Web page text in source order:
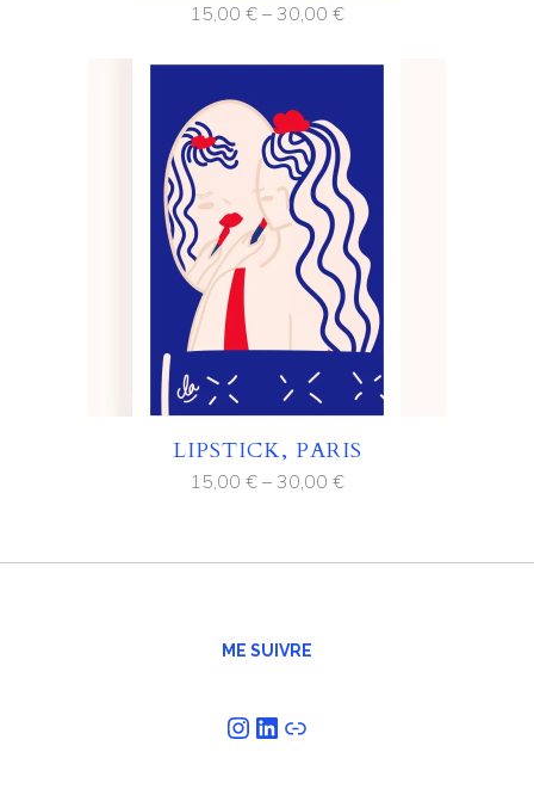
15,00 €–30,00 €
LIPSTICK, PARIS
15,00 €–30,00 €
ME SUIVRE
Instagram LinkedIn Lien